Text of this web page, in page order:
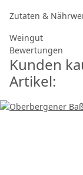
Zutaten &
Weingut
Bewertungen
Kunden
Artikel: